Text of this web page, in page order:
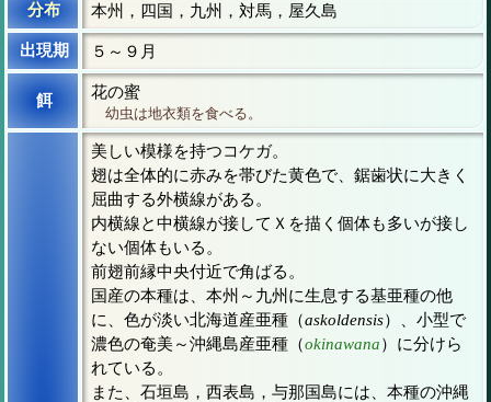
分布 本州，四国，九州，対馬，屋久島
出現期 ５～９月
餌 花の蜜
幼虫は地衣類を食べる。
美しい模様を持つコケガ。
翅は全体的に赤みを帯びた黄色で、鋸歯状に大きく
屈曲する外横線がある。
内横線と中横線が接してＸを描く個体も多いが接し
ない個体もいる。
前翅前縁中央付近で角ばる。
国産の本種は、本州～九州に生息する基亜種の他
に、色が淡い北海道産亜種（askoldensis）、小型で
濃色の奄美～沖縄島産亜種（okinawana）に分けら
れている。
また、石垣島，西表島，与那国島には、本種の沖縄